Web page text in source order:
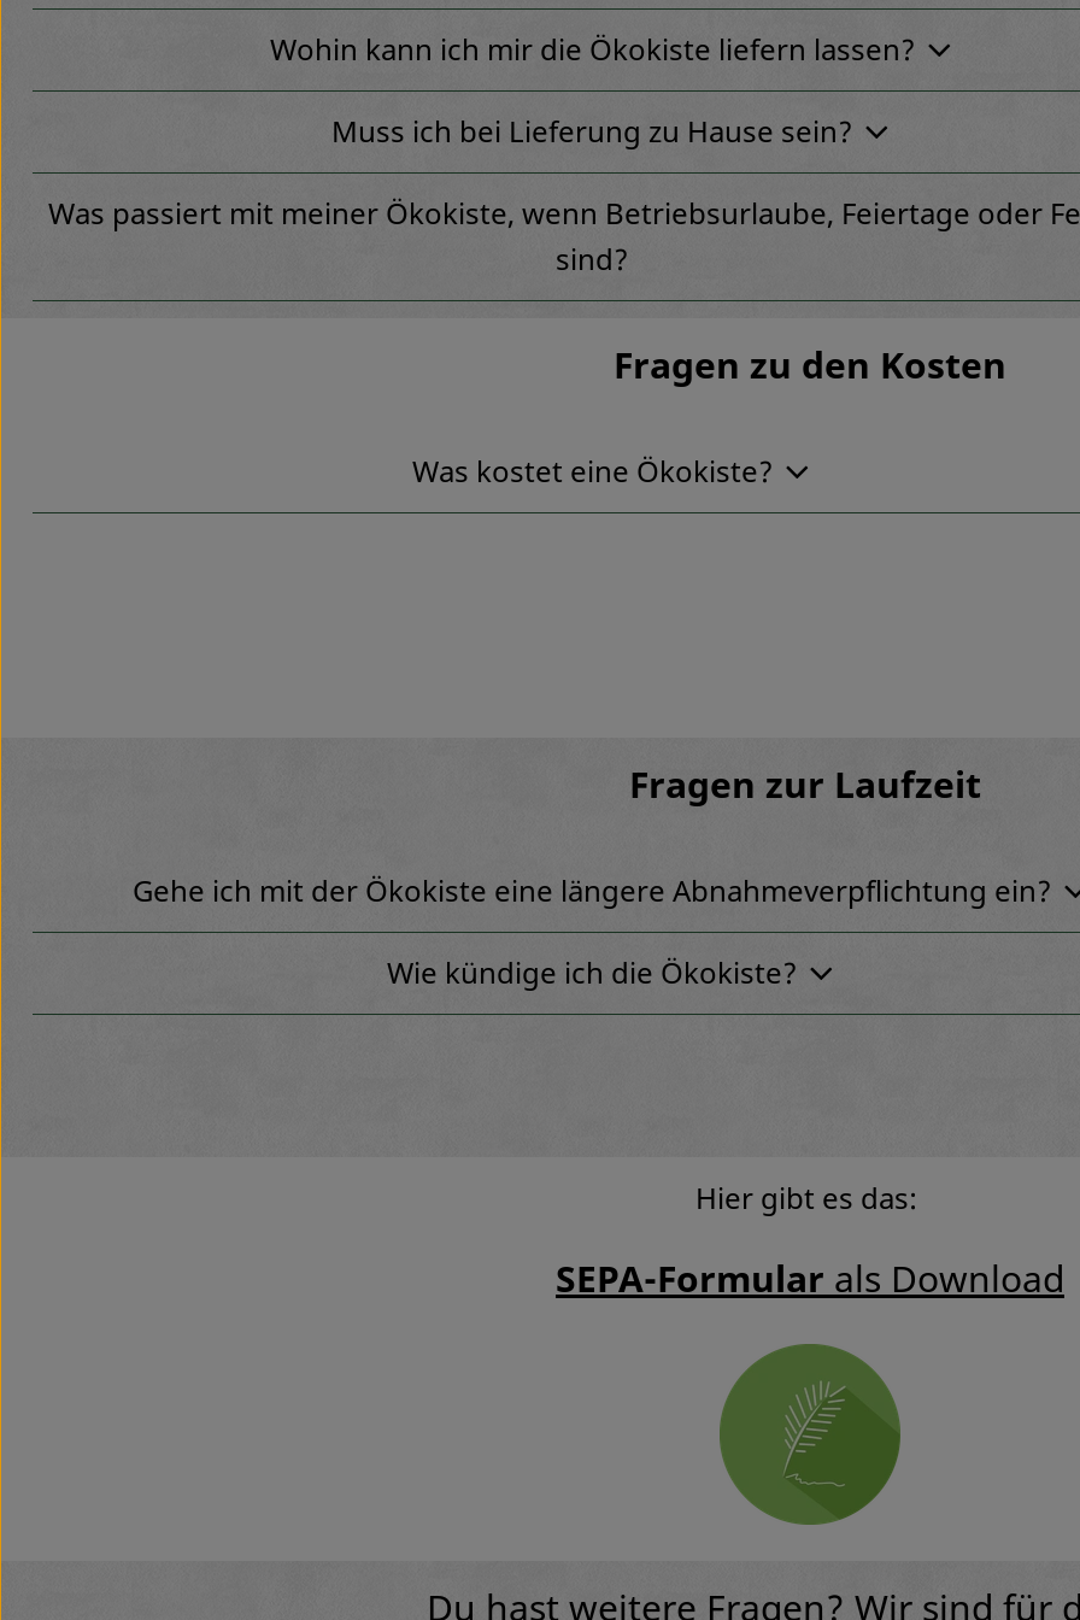
Wohin kann ich mir die Ökokiste liefern lassen?
Muss ich bei Lieferung zu Hause sein?
Was passiert mit meiner Ökokiste, wenn Betriebsurlaube, Feiertage oder
sind?
Fragen zu den Kosten
Was kostet eine Ökokiste?
Fragen zur Laufzeit
Gehe ich mit der Ökokiste eine längere Abnahmeverpflichtung ein?
Wie kündige ich die Ökokiste?
Hier gibt es das:
SEPA-Formular als Download
Du hast weitere Fragen? Wir sind für